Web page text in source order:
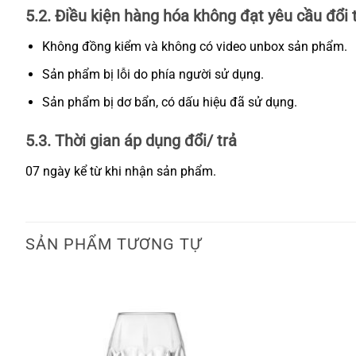
5.2. Điều kiện hàng hóa không đạt yêu cầu đổi
Không đồng kiểm và không có video unbox sản phẩm.
Sản phẩm bị lỗi do phía người sử dụng.
Sản phẩm bị dơ bẩn, có dấu hiệu đã sử dụng.
5.3. Thời gian áp dụng đổi/ trả
07 ngày kể từ khi nhận sản phẩm.
SẢN PHẨM TƯƠNG TỰ